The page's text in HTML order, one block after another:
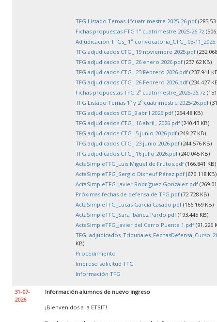
TFG Listado Temas 1ºcuatrimestre 2025-26.pdf (285.53
Fichas propuestas FTG 1º cuatrimestre 2025-26.7z
Adjudicacion TFGs_ 1ª convocatoria_CTG_ 03-
TFG adjudicados CTG_ 19 noviembre 2025.pdf
TFG adjudicados CTG_ 26 enero 2026.pdf (237.62 KB)
TFG adjudicados CTG_ 23 Febrero 2026.pdf (237.941
TFG adjudicados CTG_ 26 Febrero 2026.pdf (234.427
Fichas propuestas TFG 2º cuatrimestre_2025-26.7z
TFG Listado Temas 1º y 2º cuatrimestre 2025-26.pdf
TFG adjudicados CTG_9 abril 2026.pdf (254.48 KB)
TFG adjudicados CTG_ 16 abril_ 2026.pdf (240.43 KB)
TFG adjudicados CTG_ 5 junio 2026.pdf (249.27 KB)
TFG adjudicados CTG_ 23 junio 2026.pdf (244.576 KB)
TFG adjudicados CTG_ 16 julio 2026.pdf (240.045 KB)
ActaSimpleTFG_Luis Miguel de Frutos.pdf (166.841 KB)
ActaSimpleTFG_Sergio Dixneuf Pérez.pdf (676.118 KB)
ActaSimpleTFG_Javier Rodríguez González.pdf
Próximas fechas de defensa de TFG.pdf (72.728 KB)
ActaSimpleTFG_Lucas García Casado.pdf (166.169 KB)
ActaSimpleTFG_Sara Ibáñez Pardo.pdf (193.445 KB)
ActaSimpleTFG_Javier del Cerro Puente 1.pdf (91.226
TFG adjudicados_Tribunales_FechasDefensa_Curso
KB)
Procedimiento
Impreso solicitud TFG
Información TFG
31-07-
2026
Información alumnos de nuevo ingreso
¡Bienvenidos a la ETSIT!